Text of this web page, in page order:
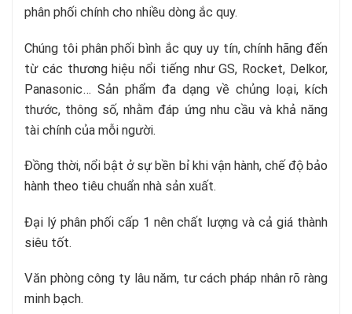
phân phối chính cho nhiều dòng ắc quy.
Chúng tôi phân phối bình ắc quy uy tín, chính hãng đến
từ các thương hiệu nổi tiếng như GS, Rocket, Delkor,
Panasonic… Sản phẩm đa dạng về chủng loại, kích
thước, thông số, nhằm đáp ứng nhu cầu và khả năng
tài chính của mỗi người.
Đồng thời, nổi bật ở sự bền bỉ khi vận hành, chế độ bảo
hành theo tiêu chuẩn nhà sản xuất.
Đại lý phân phối cấp 1 nên chất lượng và cả giá thành
siêu tốt.
Văn phòng công ty lâu năm, tư cách pháp nhân rõ ràng
minh bạch.